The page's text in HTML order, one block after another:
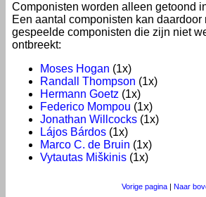
Componisten worden alleen getoond
Een aantal componisten kan
gespeelde componisten die zijn niet
ontbreekt:
Moses Hogan (1x)
Randall Thompson (1x)
Hermann Goetz (1x)
Federico Mompou (1x)
Jonathan Willcocks (1x)
Lájos Bárdos (1x)
Marco C. de Bruin (1x)
Vytautas Miškinis (1x)
Vorige pagina | Naar